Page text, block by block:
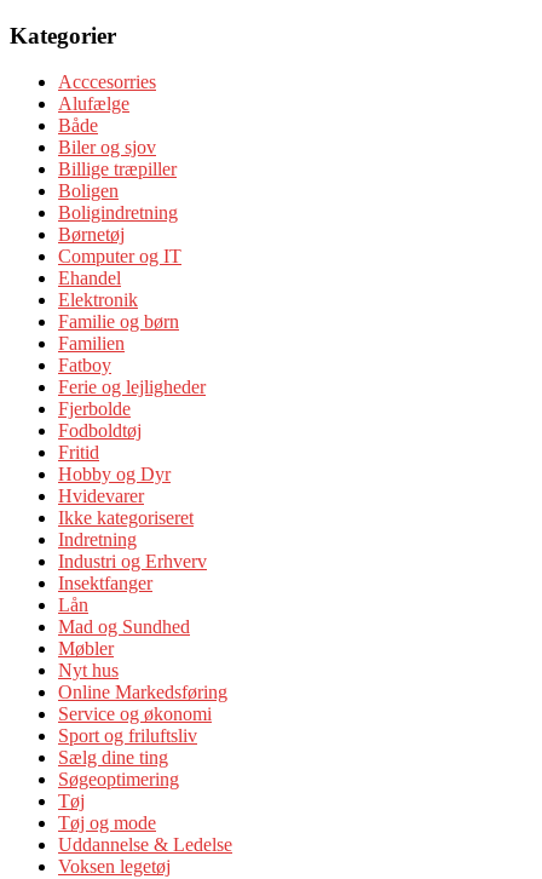
Kategorier
Acccesorries
Alufælge
Både
Biler og sjov
Billige træpiller
Boligen
Boligindretning
Børnetøj
Computer og IT
Ehandel
Elektronik
Familie og børn
Familien
Fatboy
Ferie og lejligheder
Fjerbolde
Fodboldtøj
Fritid
Hobby og Dyr
Hvidevarer
Ikke kategoriseret
Indretning
Industri og Erhverv
Insektfanger
Lån
Mad og Sundhed
Møbler
Nyt hus
Online Markedsføring
Service og økonomi
Sport og friluftsliv
Sælg dine ting
Søgeoptimering
Tøj
Tøj og mode
Uddannelse & Ledelse
Voksen legetøj